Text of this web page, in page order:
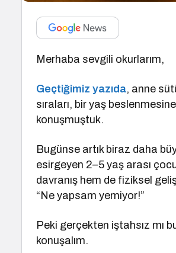
Merhaba sevgili okurlarım,
Geçtiğimiz yazıda, anne
sıraları, bir yaş
konuşmuştuk.
Bugünse artık biraz daha
esirgeyen 2–5 yaş arası
davranış hem de fiziksel
“Ne yapsam yemiyor!”
Peki gerçekten iştahsız mı
konuşalım.